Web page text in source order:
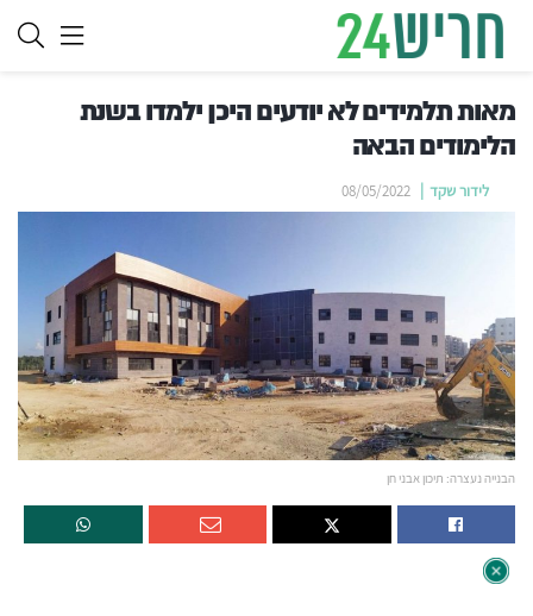
מאות תלמידים לא יודעים היכן ילמדו בשנת
הלימודים הבאה
לידור שקד 08/05/2022
הבנייה נעצרה: תיכון אבני חן